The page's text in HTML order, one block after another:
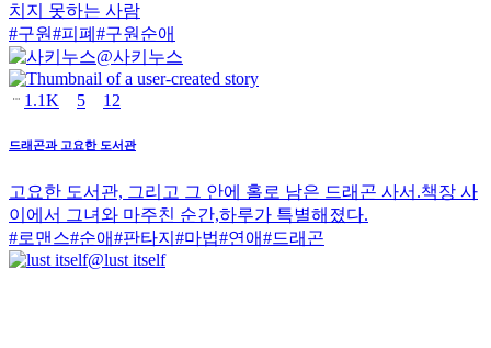
치지 못하는 사람
#구원#피폐 #구원순애
@사키누스
1.1K 5 12
드래곤과 고요한 도서관
고요한 도서관, 그리고 그 안에 홀로 남은 드래곤 사서.책장 사
이에서 그녀와 마주친 순간,하루가 특별해졌다.
#로맨스#순애#판타지 #마법#연애#드래곤
@lust itself